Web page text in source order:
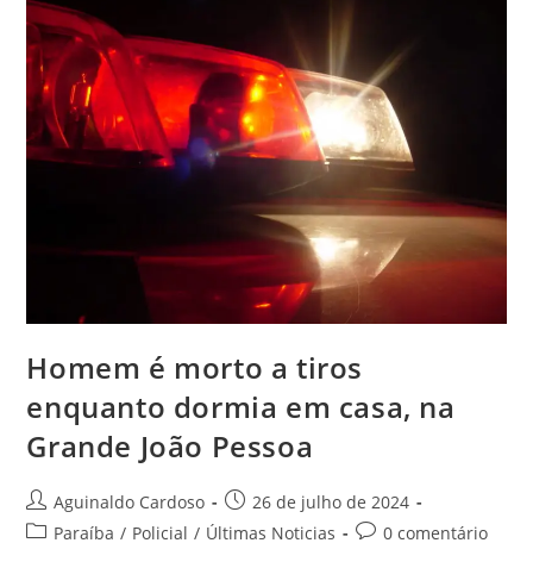
Homem é morto a tiros
enquanto dormia em casa, na
Grande João Pessoa
Aguinaldo Cardoso
26 de julho de 2024
Paraíba / Policial / Últimas Noticias 0 comentário